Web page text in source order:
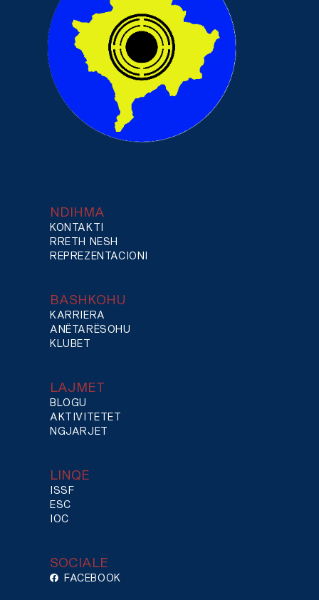
NDIHMA
KONTAKTI
RRETH NESH
REPREZENTACIONI
BASHKOHU
KARRIERA
ANËTARËSOHU
KLUBET
LAJMET
BLOGU
AKTIVITETET
NGJARJET
LINQE
ISSF
ESC
IOC
SOCIALE
FACEBOOK